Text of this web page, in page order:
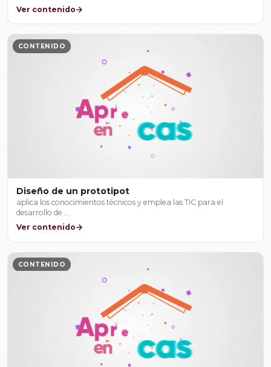
Ver contenido
CONTENIDO
Diseño de un prototipot
aplica los conocimientos técnicos y emplea las TIC para el
desarrollo de …
Ver contenido
CONTENIDO